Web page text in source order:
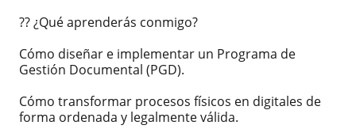
?? ¿Qué aprenderás conmigo?
Cómo diseñar e implementar un Programa de
Gestión Documental (PGD).
Cómo transformar procesos físicos en digitales de
forma ordenada y legalmente válida.